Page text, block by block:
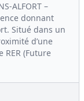
ALFORT –
donnant
Situé dans un
d’une
RER (Future